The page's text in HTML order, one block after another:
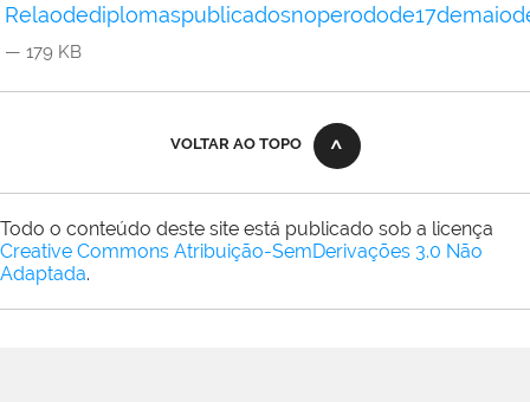
— 179 KB
VOLTAR AO TOPO
Todo o conteúdo deste site está publicado sob a licença
Creative Commons Atribuição-SemDerivações 3.0 Não
Adaptada.